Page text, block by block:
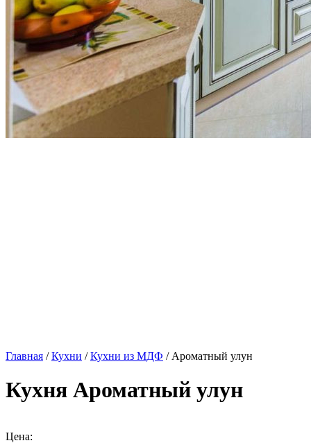
Главная /Кухни /Кухни из МДФ / Ароматный улун
Кухня Ароматный улун
Цена: